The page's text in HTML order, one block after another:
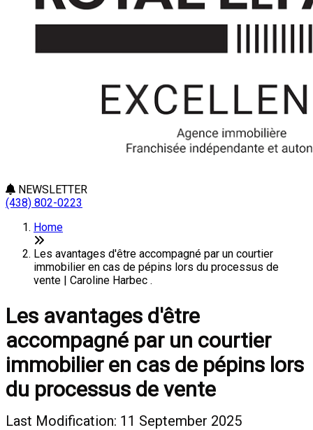
NEWSLETTER
(438) 802-0223
Home
Les avantages d'être accompagné par un courtier
immobilier en cas de pépins lors du processus de
vente | Caroline Harbec .
Les avantages d'être
accompagné par un courtier
immobilier en cas de pépins lors
du processus de vente
Last Modification: 11 September 2025